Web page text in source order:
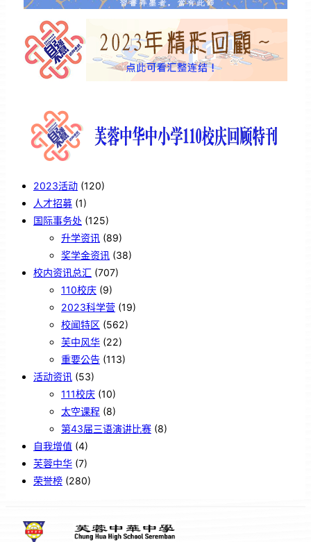
2023活动 (120)
人才招募 (1)
国际事务处 (125)
升学资讯 (89)
奖学金资讯 (38)
校内资讯总汇 (707)
110校庆 (9)
2023科学营 (19)
校闻特区 (562)
芙中风华 (22)
重要公告 (113)
活动资讯 (53)
111校庆 (10)
太空课程 (8)
第43届三语演讲比赛 (8)
自我增值 (4)
芙蓉中华 (7)
荣誉榜 (280)